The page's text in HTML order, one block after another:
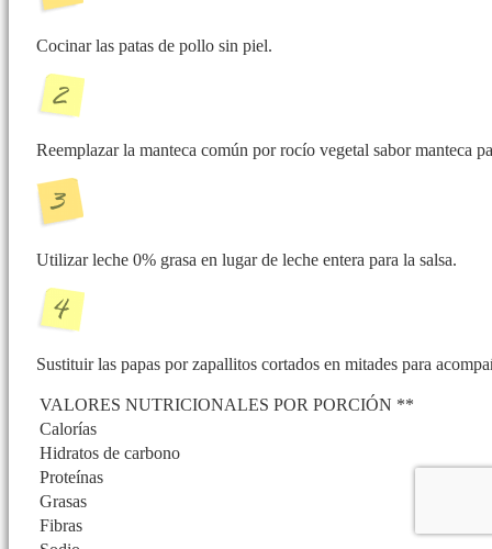
Cocinar las patas de pollo sin piel.
Reemplazar la manteca común por rocío vegetal sabor manteca
Utilizar leche 0% grasa en lugar de leche entera para la salsa.
Sustituir las papas por zapallitos cortados en mitades para
VALORES NUTRICIONALES POR PORCIÓN **
Calorías
Hidratos de carbono
Proteínas
Grasas
Fibras